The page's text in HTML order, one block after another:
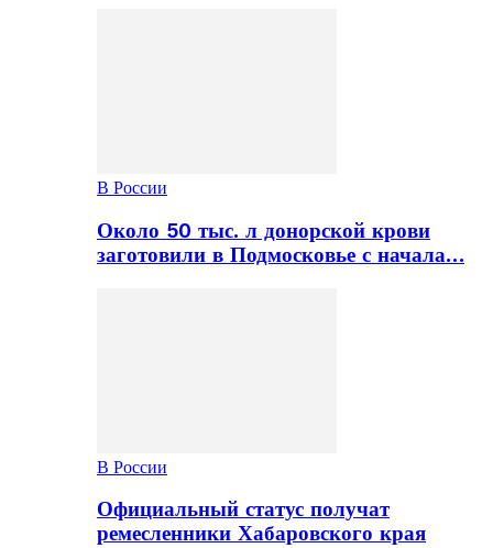
В России
Около 50 тыс. л донорской крови
заготовили в Подмосковье с начала…
В России
Официальный статус получат
ремесленники Хабаровского края